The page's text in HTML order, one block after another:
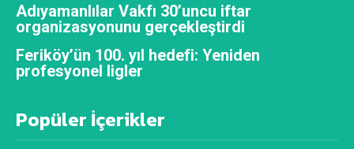
Adıyamanlılar Vakfı 30’uncu iftar
organizasyonunu gerçekleştirdi
Feriköy’ün 100. yıl hedefi: Yeniden
profesyonel ligler
Popüler İçerikler